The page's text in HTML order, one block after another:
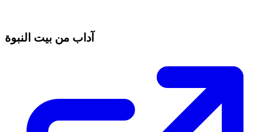
آداب من بيت النبوة